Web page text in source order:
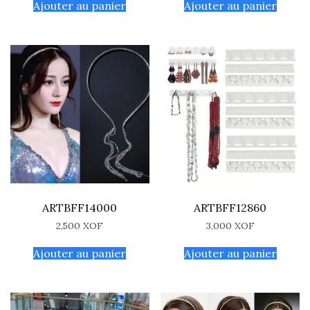
Ajouter au panier Ajouter au panier
ARTBFF14000
2,500XOF
Ajouter au panier
ARTBFF12860
3,000 XOF
Ajouter au panier